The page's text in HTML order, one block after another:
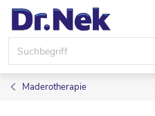
Zum
Inhalt
springen
Maderotherapie